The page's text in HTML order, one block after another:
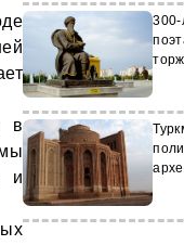
в
и
300-